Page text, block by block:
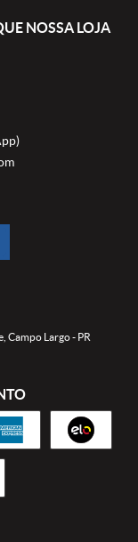
NOSSA LOJA
Campo Largo- PR